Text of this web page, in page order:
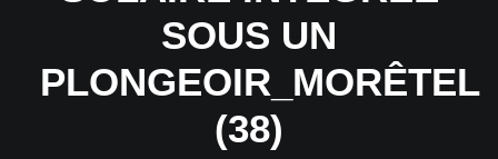
SOUS UN
PLONGEOIR_MORÊTEL
(38)